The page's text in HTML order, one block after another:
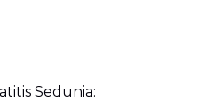
Sedunia: